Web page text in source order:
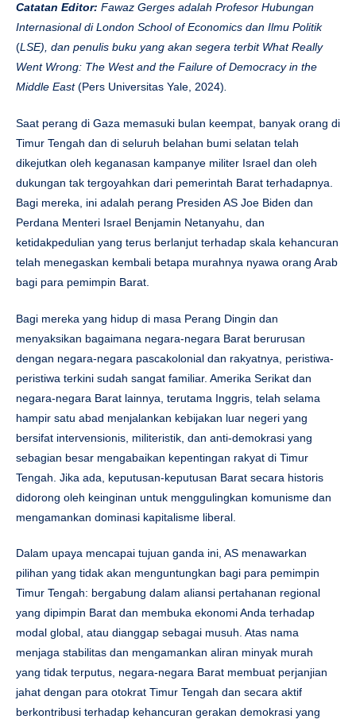
Catatan Editor: Fawaz Gerges adalah Profesor Hubungan
Internasional di London School of Economics dan Ilmu Politik
(LSE), dan penulis buku yang akan segera terbit What Really
Went Wrong: The West and the Failure of Democracy in the
Middle East(Pers Universitas Yale, 2024)
Saat perang di Gaza memasuki bulan keempat, banyak orang di
Timur Tengah dan di seluruh belahan bumi selatan telah
dikejutkan oleh keganasan kampanye militer Israel dan oleh
dukungan tak tergoyahkan dari pemerintah Barat terhadapnya.
Bagi mereka, ini adalah perang Presiden AS Joe Biden dan
Perdana Menteri Israel Benjamin Netanyahu, dan
ketidakpedulian yang terus berlanjut terhadap skala kehancuran
telah menegaskan kembali betapa murahnya nyawa orang Arab
bagi para pemimpin Barat.
Bagi mereka yang hidup di masa Perang Dingin dan
menyaksikan bagaimana negara-negara Barat berurusan
dengan negara-negara pascakolonial dan rakyatnya, peristiwa-
peristiwa terkini sudah sangat familiar. Amerika Serikat dan
negara-negara Barat lainnya, terutama Inggris, telah selama
hampir satu abad menjalankan kebijakan luar negeri yang
bersifat intervensionis, militeristik, dan anti-demokrasi yang
sebagian besar mengabaikan kepentingan rakyat di Timur
Tengah. Jika ada, keputusan-keputusan Barat secara historis
didorong oleh keinginan untuk menggulingkan komunisme dan
mengamankan dominasi kapitalisme liberal.
Dalam upaya mencapai tujuan ganda ini, AS menawarkan
pilihan yang tidak akan menguntungkan bagi para pemimpin
Timur Tengah: bergabung dalam aliansi pertahanan regional
yang dipimpin Barat dan membuka ekonomi Anda terhadap
modal global, atau dianggap sebagai musuh. Atas nama
menjaga stabilitas dan mengamankan aliran minyak murah
yang tidak terputus, negara-negara Barat membuat perjanjian
jahat dengan para otokrat Timur Tengah dan secara aktif
berkontribusi terhadap kehancuran gerakan demokrasi yang